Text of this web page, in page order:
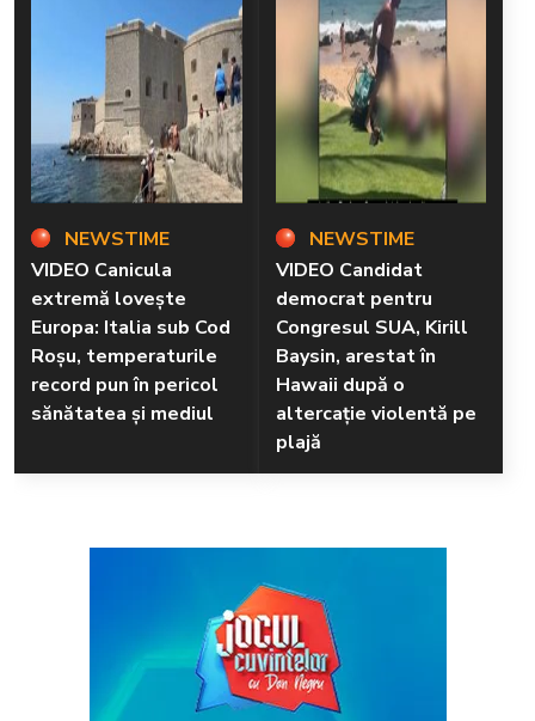
NEWSTIME
VIDEO Canicula
extremă lovește
Europa: Italia sub Cod
Roșu, temperaturile
record pun în pericol
sănătatea și mediul
NEWSTIME
VIDEO Candidat
democrat pentru
Congresul SUA, Kirill
Baysin, arestat în
Hawaii după o
altercație violentă pe
plajă